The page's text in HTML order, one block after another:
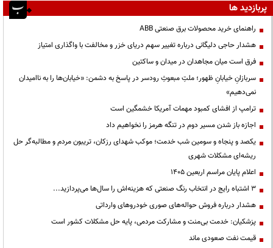
پربازدید ها
راهنمای خرید محصولات برق صنعتی ABB
هشدار حاجی دلیگانی درباره تغییر سهم دریای خزر و مخالفت با واگذاری امتیاز
فرق است میان مجاهدان در میدان و ساکتین
سربازانِ خیابانِ ظهور؛ ملتِ مبعوثِ رودسر در پاسخ به دشمن: «خیابان‌ها را به ناامیدان
نمی‌دهیم»
ترامپ از افشای کمبود مهمات آمریکا خشمگین است
اجازه باز شدن مسیر دوم در تنگه هرمز را نخواهیم داد
یکصد و پنجاه و سومین شب خدمت؛ موکب شهدای رزکان، تریبون مردم و مطالبه‌گر حل
ریشه‌ای مشکلات شهری
اعلام پایان مراسم اربعین ۱۴۰۵
3 اشتباه رایج در انتخاب رنگ صنعتی که هزینه‌اش را سال‌ها می‌پردازید...
هشدار درباره فروش حواله‌های صوری خودروهای وارداتی
پزشکیان: خدمت بی‌منت و مشارکت مردمی، پایه حل مشکلات کشور است
قیمت نفت صعودی ماند